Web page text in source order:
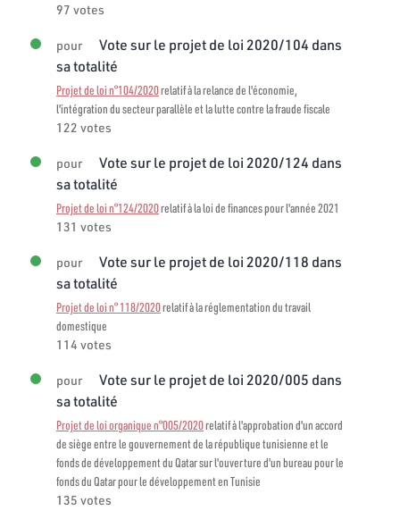
97 votes
pour
Vote sur le projet de loi 2020/104 dans
sa totalité
Projet de loi n°104/2020relatif à la relance de l'économie,
l'intégration du secteur parallèle et la lutte contre la fraude fiscale
122 votes
pour
Vote sur le projet de loi 2020/124 dans
sa totalité
Projet de loi n°124/2020relatif à la loi de finances pour l'année 2021
131 votes
pour
Vote sur le projet de loi 2020/118 dans
sa totalité
Projet de loi n° 118/2020relatif à la réglementation du travail
domestique
114 votes
pour
Vote sur le projet de loi 2020/005 dans
sa totalité
Projet de loi organique n°005/2020relatif à l'approbation d'un accord
de siège entre le gouvernement de la république tunisienne et le
fonds de développement du Qatar sur l'ouverture d'un bureau pour le
fonds du Qatar pour le développement en Tunisie
135 votes